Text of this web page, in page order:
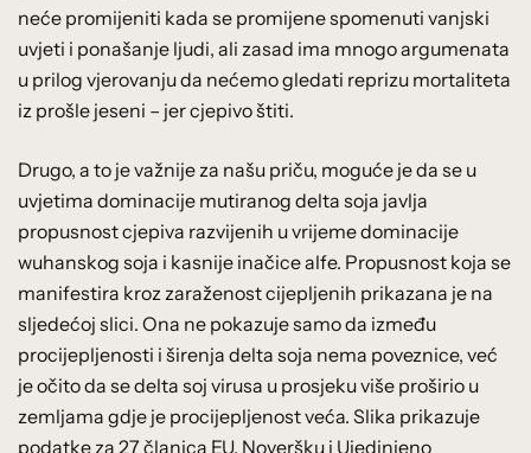
neće promijeniti kada se promijene spomenuti vanjski
uvjeti i ponašanje ljudi, ali zasad ima mnogo argumenata
u prilog vjerovanju da nećemo gledati reprizu mortaliteta
iz prošle jeseni – jer cjepivo štiti.
Drugo, a to je važnije za našu priču, moguće je da se u
uvjetima dominacije mutiranog delta soja javlja
propusnost cjepiva razvijenih u vrijeme dominacije
wuhanskog soja i kasnije inačice alfe. Propusnost koja se
manifestira kroz zaraženost cijepljenih prikazana je na
sljedećoj slici. Ona ne pokazuje samo da između
procijepljenosti i širenja delta soja nema poveznice, već
je očito da se delta soj virusa u prosjeku više proširio u
zemljama gdje je procijepljenost veća. Slika prikazuje
podatke za 27 članica EU, Noveršku i Ujedinjeno